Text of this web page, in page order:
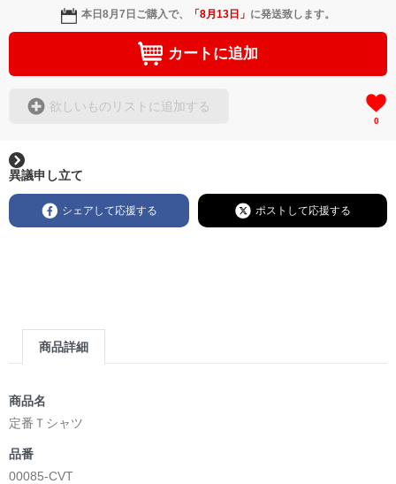
本日8月7日 ご購入で、 「8月13日 」 に発送致します。
カートに追加
欲しいものリストに追加する
0
異議申し立て
シェアして応援する ポストして応援する
商品詳細
商品名
定番Ｔシャツ
品番
00085-CVT